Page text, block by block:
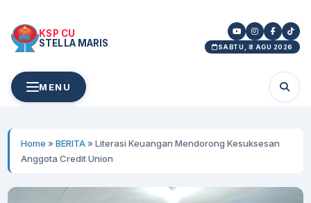
KSP CU
STELLA MARIS
SABTU, 8 AGU 2026
MENU
Home »BERITA»Literasi Keuangan Mendorong Kesuksesan
Anggota Credit Union